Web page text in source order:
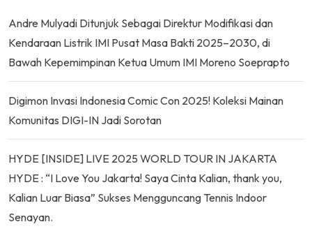
Andre Mulyadi Ditunjuk Sebagai Direktur Modifikasi dan
Kendaraan Listrik IMI Pusat Masa Bakti 2025–2030, di
Bawah Kepemimpinan Ketua Umum IMI Moreno Soeprapto
Digimon Invasi Indonesia Comic Con 2025! Koleksi Mainan
Komunitas DIGI-IN Jadi Sorotan
HYDE [INSIDE] LIVE 2025 WORLD TOUR IN JAKARTA
HYDE : “I Love You Jakarta! Saya Cinta Kalian, thank you,
Kalian Luar Biasa” Sukses Mengguncang Tennis Indoor
Senayan.